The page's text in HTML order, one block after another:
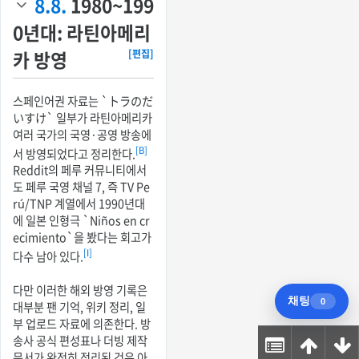
0년대: 라틴아메리
카 방영
[편집]
스페인어권 자료는 `トラのだ
いすけ` 일부가 라틴아메리카
여러 국가의 국영·공영 방송에
서 방영되었다고 정리한다.[B]
Reddit의 페루 커뮤니티에서
도 페루 국영 채널 7, 즉 TV Pe
rú/TNP 계열에서 1990년대
에 일본 인형극 `Niños en cr
ecimiento`을 봤다는 회고가
다수 남아 있다.[I]
다만 이러한 해외 방영 기록은
대부분 팬 기억, 위키 정리, 일
부 업로드 자료에 의존한다. 방
송사 공식 편성표나 더빙 제작